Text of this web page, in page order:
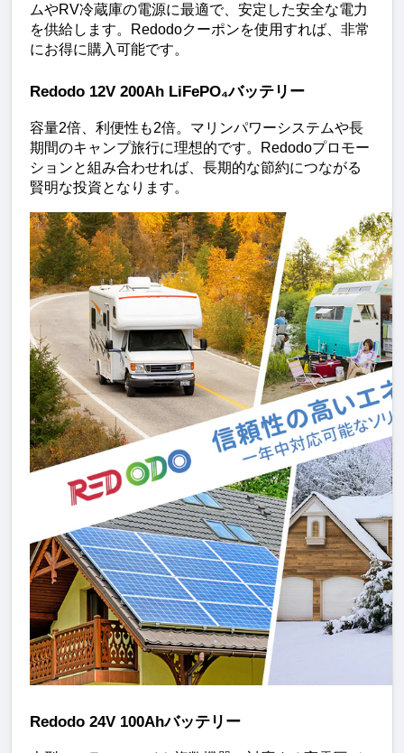
ムやRV冷蔵庫の電源に最適で、安定した安全な電力
を供給します。Redodoクーポンを使用すれば、非常
にお得に購入可能です。
Redodo 12V 200Ah LiFePO₄バッテリー
容量2倍、利便性も2倍。マリンパワーシステムや長
期間のキャンプ旅行に理想的です。Redodoプロモー
ションと組み合わせれば、長期的な節約につながる
賢明な投資となります。
Redodo 24V 100Ahバッテリー